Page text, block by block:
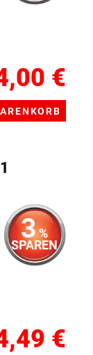
€
3%
SPAREN
€